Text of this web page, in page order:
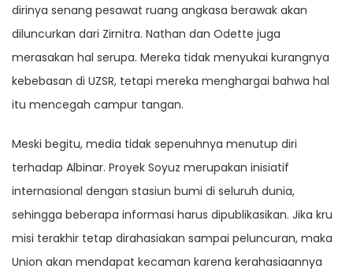
dirinya senang pesawat ruang angkasa berawak akan
diluncurkan dari Zirnitra. Nathan dan Odette juga
merasakan hal serupa. Mereka tidak menyukai kurangnya
kebebasan di UZSR, tetapi mereka menghargai bahwa hal
itu mencegah campur tangan.
Meski begitu, media tidak sepenuhnya menutup diri
terhadap Albinar. Proyek Soyuz merupakan inisiatif
internasional dengan stasiun bumi di seluruh dunia,
sehingga beberapa informasi harus dipublikasikan. Jika kru
misi terakhir tetap dirahasiakan sampai peluncuran, maka
Union akan mendapat kecaman karena kerahasiaannya